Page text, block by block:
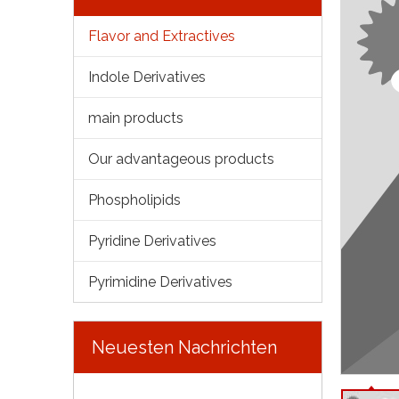
Flavor and Extractives
Indole Derivatives
main products
Our advantageous products
Phospholipids
Pyridine Derivatives
Pyrimidine Derivatives
Neuesten Nachrichten